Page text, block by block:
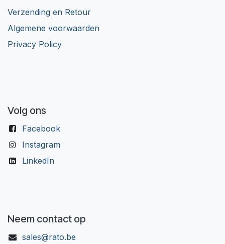
Verzending en Retour
Algemene voorwaarden
Privacy Policy
Volg ons
Facebook
Instagram
LinkedIn
Neem contact op
sales@rato.be